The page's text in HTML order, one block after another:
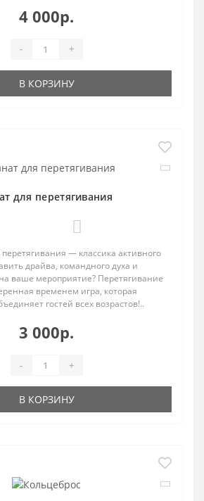
4 000р.
- +
В КОРЗИНУ
для перетягивания
— классика активного
драйва, командного духа и
ваше мероприятие? Перетягивание
временем игра, которая
гостей всех возрастов!..
3 000р.
- +
В КОРЗИНУ